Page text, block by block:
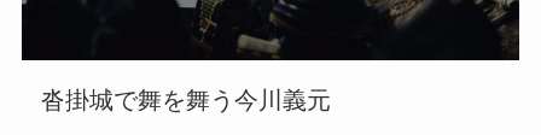
沓掛城で舞を舞う今川義元